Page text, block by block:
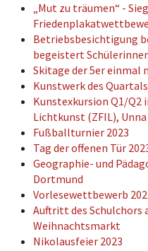
„Mut zu träumen“ -
Betriebsbesichtigung
begeistert
Skitage der 5er einmal
Kunstwerk des
Kunstexkursion Q1/
Lichtkunst (ZFIL), Unna
Fußballturnier 2023
Tag der offenen Tür
Geographie- und
Dortmund
Vorlesewettbewerb
Auftritt des Schulchors
Weihnachtsmarkt
Nikolausfeier 2023